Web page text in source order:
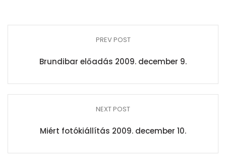
PREV POST
Brundibar előadás 2009. december 9.
NEXT POST
Miért fotókiállítás 2009. december 10.